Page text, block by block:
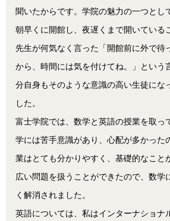
聞いたからです。学院の魅力の一つとし
朝早くに開館し、夜遅くまで開いている
先生が何気なく言った「開館前に外で待
から、時間には気を付けてね。」という
分自身もそのような意識の高い生徒にな
した。
富士学院では、数学と英語の授業を取っ
学には苦手意識があり、心配が多かった
業はとても分かりやすく、基礎的なこと
広い問題を扱うことができたので、数学
く解消されました。
英語については、私はインターナショナ